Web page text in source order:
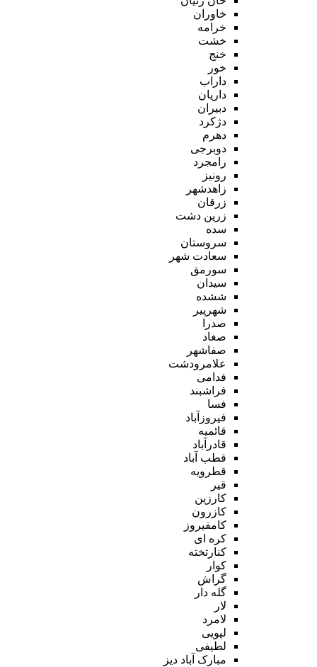
خاوران
خرامه
خشت
خنج
خور
داراب
داریان
دبیران
دژکرد
دهرم
دوبرجی
رامجرد
رونیز
زاهدشهر
زرقان
زرین دشت
سده
سروستان
سعادت شهر
سورمق
سیدان
ششده
شهرپیر
صدرا
صغاد
صفاشهر
علامرودشت
فدامی
فراشبند
فسا
فیروزآباد
قائمیه
قادرآباد
قطب آباد
قطرویه
قیر
کارزین
کازرون
کامفیروز
کره ای
کنارتخته
کوار
گراش
گله دار
لار
لامرد
لپویی
لطیفی
مبارک آباد دیز